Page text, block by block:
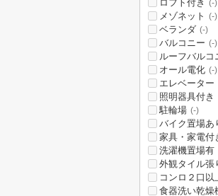
ロフト付き (-)
メゾネット (-)
ベランダ (-)
バルコニー (-)
ルーフバルコ
オール電化 (-)
エレベーター
照明器具付き
駐輪場 (-)
バイク置場あ
家具・家電付
洗濯機置場有
外観タイル張
コンロ２口以
食器洗い乾燥